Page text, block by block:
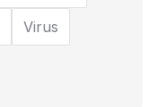
Virus